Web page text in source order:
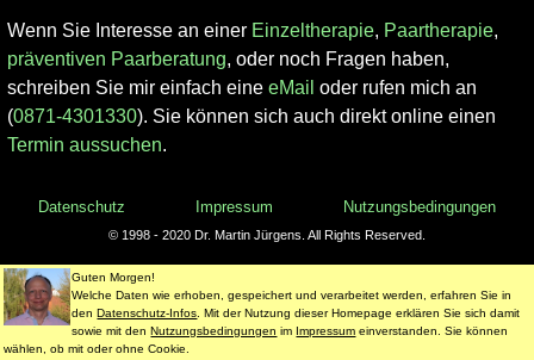
Wenn Sie Interesse an einer Einzeltherapie, Paartherapie,
präventiven Paarberatung, oder noch Fragen haben,
schreiben Sie mir einfach eineeMail oder rufen mich an
(0871-4301330). Sie können sich auch direkt online einen
Termin aussuchen.
Datenschutz Impressum Nutzungsbedingungen
© 1998 - 2020 Dr. Martin Jürgens. All Rights Reserved.
Guten Morgen!
Welche Daten wie erhoben, gespeichert und verarbeitet werden, erfahren Sie in
denDatenschutz-Infos . Mit der Nutzung dieser Homepage erklären Sie sich damit
sowie mit denNutzungsbedingungen im Impressum einverstanden. Sie können
wählen, ob mit oder ohne Cookie.